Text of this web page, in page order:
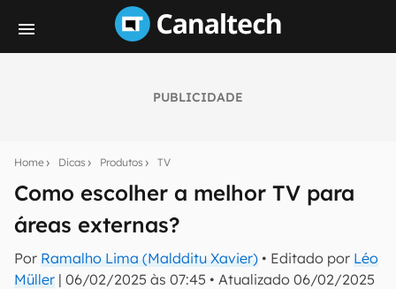
PUBLICIDADE
Home Dicas Produtos TV
Como escolher a melhor TV para
áreas externas?
Por Ramalho Lima (Maldditu Xavier) • Editado por Léo
Müller | 06/02/2025 às 07:45 • Atualizado 06/02/2025
notícias e reviews sobre tecnologia em primeira
E-mail